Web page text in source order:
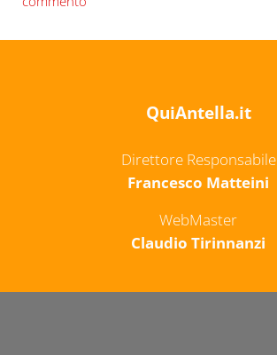
QuiAntella.it
Direttore Responsabile
Francesco Matteini
WebMaster
Claudio Tirinnanzi